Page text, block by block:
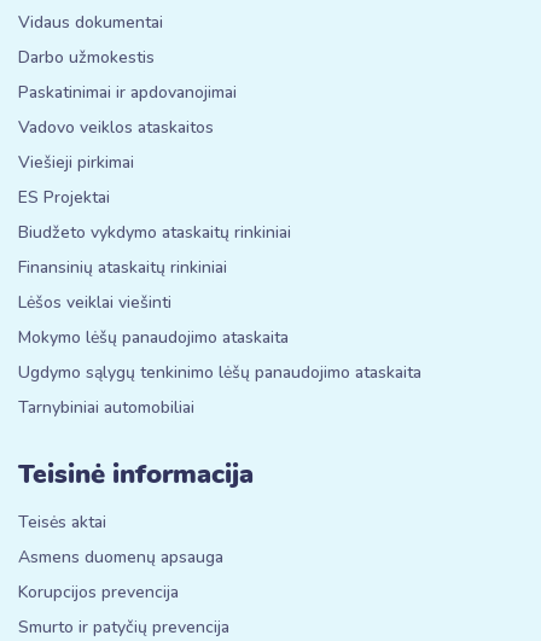
Vidaus dokumentai
Darbo užmokestis
Paskatinimai ir apdovanojimai
Vadovo veiklos ataskaitos
Viešieji pirkimai
ES Projektai
Biudžeto vykdymo ataskaitų rinkiniai
Finansinių ataskaitų rinkiniai
Lėšos veiklai viešinti
Mokymo lėšų panaudojimo ataskaita
Ugdymo sąlygų tenkinimo lėšų panaudojimo ataskaita
Tarnybiniai automobiliai
Teisinė informacija
Teisės aktai
Asmens duomenų apsauga
Korupcijos prevencija
Smurto ir patyčių prevencija